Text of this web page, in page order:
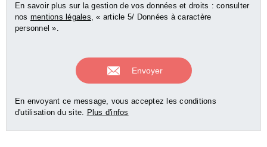
En savoir plus sur la gestion de vos données et droits : consulter
nos mentions légales, « article 5/ Données à caractère
personnel ».
En envoyant ce message, vous acceptez les conditions
d'utilisation du site. Plus d'infos